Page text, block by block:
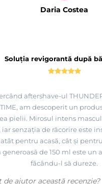
Soluția revigorantă după
aftershave-ul
am descoperit un
pielii. Mirosul intens
iar senzația de răcorire este
pentru acasă, cât și
generoasă de 150 ml este un
făcându-l să dureze.
Daria Costea
de ajutor această recenzie?